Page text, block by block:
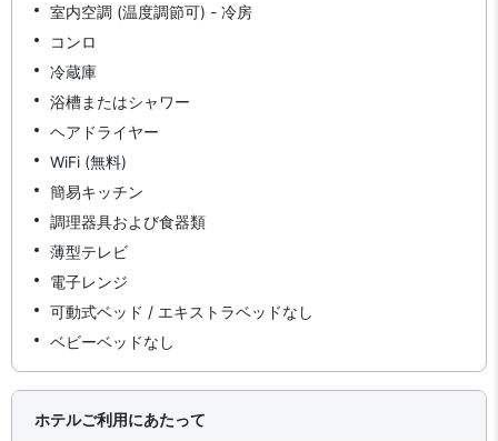
室内空調 (温度調節可) - 冷房
コンロ
冷蔵庫
浴槽またはシャワー
ヘアドライヤー
WiFi (無料)
簡易キッチン
調理器具および食器類
薄型テレビ
電子レンジ
可動式ベッド / エキストラベッドなし
ベビーベッドなし
ホテルご利用にあたって